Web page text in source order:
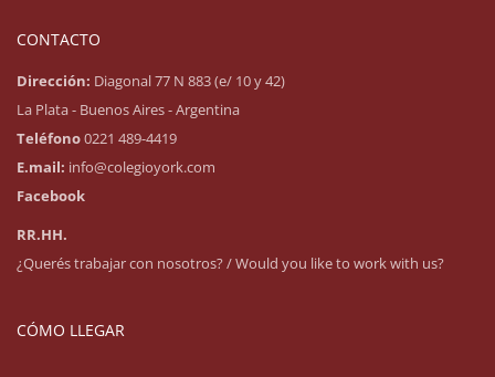
CONTACTO
Dirección: Diagonal 77 N 883 (e/ 10 y 42)
La Plata - Buenos Aires - Argentina
Teléfono0221 489-4419
E.mail: info@colegioyork.com
Facebook
RR.HH.
¿Querés trabajar con nosotros? / Would you like to work with us?
CÓMO LLEGAR